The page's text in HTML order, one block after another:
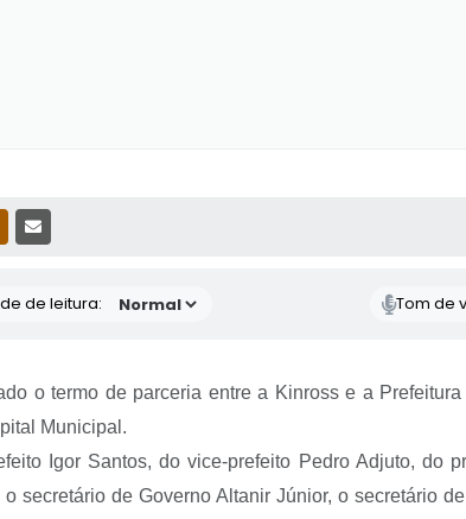
OUTRAS MÍDIAS
de leitura: Tom de
o termo de parceria entre a Kinross e a
Municipal.
Igor Santos, do vice-prefeito Pedro Adjuto, do
secretário de Governo Altanir Júnior, o secretário